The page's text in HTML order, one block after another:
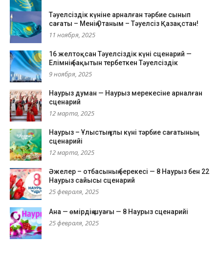
Тәуелсіздік күніне арналған тәрбие сынып
сағаты – Менің Отаным – Тәуелсіз Қазақстан!
11 ноября, 2025
16 желтоқсан Тәуелсіздік күні сценарий —
Елімнің бақытын тербеткен Тәуелсіздік
9 ноября, 2025
Наурыз думан — Наурыз мерекесіне арналған
сценарий
12 марта, 2025
Наурыз – Ұлыстың ұлы күні тәрбие сағатының
сценарийі
12 марта, 2025
Әжелер – отбасының берекесі — 8 Наурыз бен 22
Наурыз сайысы сценарий
25 февраля, 2025
Ана — өмірдің шуағы — 8 Наурыз сценарийі
25 февраля, 2025